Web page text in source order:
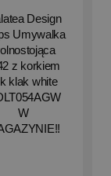
Design
Umywalka
z korkiem
klak white
W